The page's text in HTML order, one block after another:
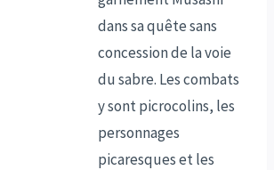
dans sa quête sans
concession de la voie
du sabre. Les combats
y sont picrocolins, les
personnages
picaresques et les